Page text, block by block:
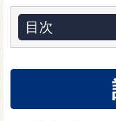
目次